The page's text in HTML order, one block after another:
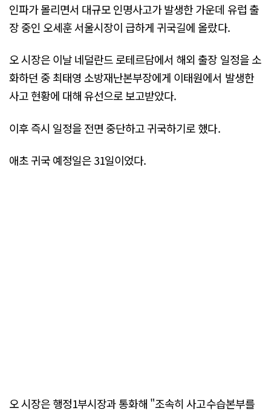
인파가 몰리면서 대규모 인명사고가 발생한 가운데 유럽 출
장 중인 오세훈 서울시장이 급하게 귀국길에 올랐다.
오 시장은 이날 네덜란드 로테르담에서 해외 출장 일정을 소
화하던 중 최태영 소방재난본부장에게 이태원에서 발생한
사고 현황에 대해 유선으로 보고받았다.
이후 즉시 일정을 전면 중단하고 귀국하기로 했다.
애초 귀국 예정일은 31일이었다.
오 시장은 행정1부시장과 통화해 "조속히 사고수습본부를